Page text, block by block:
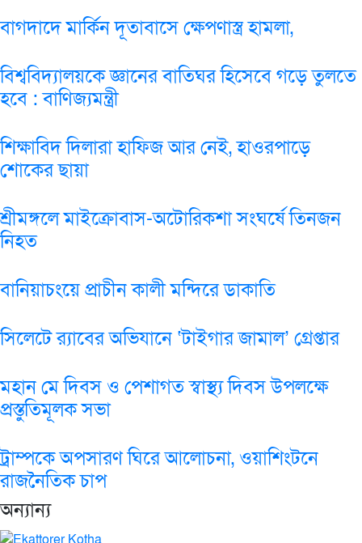
বাগদাদে মার্কিন দূতাবাসে ক্ষেপণাস্ত্র হামলা,
বিশ্ববিদ্যালয়কে জ্ঞানের বাতিঘর হিসেবে গড়ে তুলতে
হবে : বাণিজ্যমন্ত্রী
শিক্ষাবিদ দিলারা হাফিজ আর নেই, হাওরপাড়ে
শোকের ছায়া
শ্রীমঙ্গলে মাইক্রোবাস-অটোরিকশা সংঘর্ষে তিনজন
নিহত
বানিয়াচংয়ে প্রাচীন কালী মন্দিরে ডাকাতি
সিলেটে র‌্যাবের অভিযানে ‘টাইগার জামাল’ গ্রেপ্তার
মহান মে দিবস ও পেশাগত স্বাস্থ্য দিবস উপলক্ষে
প্রস্তুতিমূলক সভা
ট্রাম্পকে অপসারণ ঘিরে আলোচনা, ওয়াশিংটনে
রাজনৈতিক চাপ
অন্যান্য